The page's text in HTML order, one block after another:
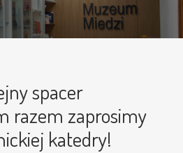
spacer
razem zaprosimy
katedry!